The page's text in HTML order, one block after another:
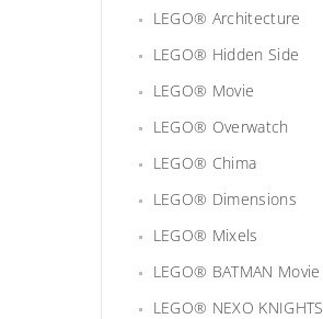
LEGO® Architecture
LEGO® Hidden Side
LEGO® Movie
LEGO® Overwatch
LEGO® Chima
LEGO® Dimensions
LEGO® Mixels
LEGO® BATMAN Movie
LEGO® NEXO KNIGHTS